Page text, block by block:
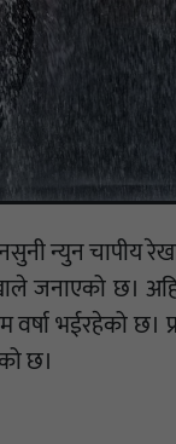
न्युन चापीय
जनाएको छ।
भईरहेको छ।
छ।